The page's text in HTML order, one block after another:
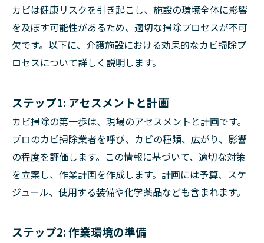
カビは健康リスクを引き起こし、施設の環境全体に影響
を及ぼす可能性があるため、適切な掃除プロセスが不可
欠です。以下に、介護施設における効果的なカビ掃除プ
ロセスについて詳しく説明します。
ステップ1: アセスメントと計画
カビ掃除の第一歩は、現場のアセスメントと計画です。
プロのカビ掃除業者を呼び、カビの種類、広がり、影響
の程度を評価します。この情報に基づいて、適切な対策
を立案し、作業計画を作成します。計画には予算、スケ
ジュール、使用する装備や化学薬品なども含まれます。
ステップ2: 作業環境の準備